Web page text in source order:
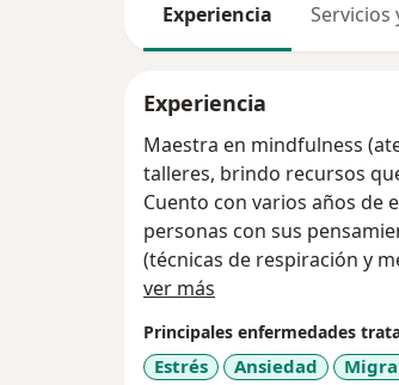
Experiencia Servicios
Experiencia
Maestra en mindfulness
talleres, brindo recursos
Cuento con varios años de
personas con sus
(técnicas de respiración y
ver más
Principales enfermedades
Estrés Ansiedad